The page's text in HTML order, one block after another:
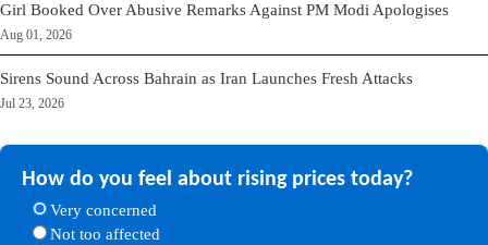
Girl Booked Over Abusive Remarks Against PM Modi Apologises
Aug 01, 2026
Sirens Sound Across Bahrain as Iran Launches Fresh Attacks
Jul 23, 2026
How do you feel about rising prices today?
Very concerned
Not too affected